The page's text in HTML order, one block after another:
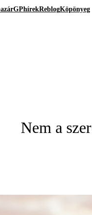
GPhírekReblogKöpönyeg
Nem a